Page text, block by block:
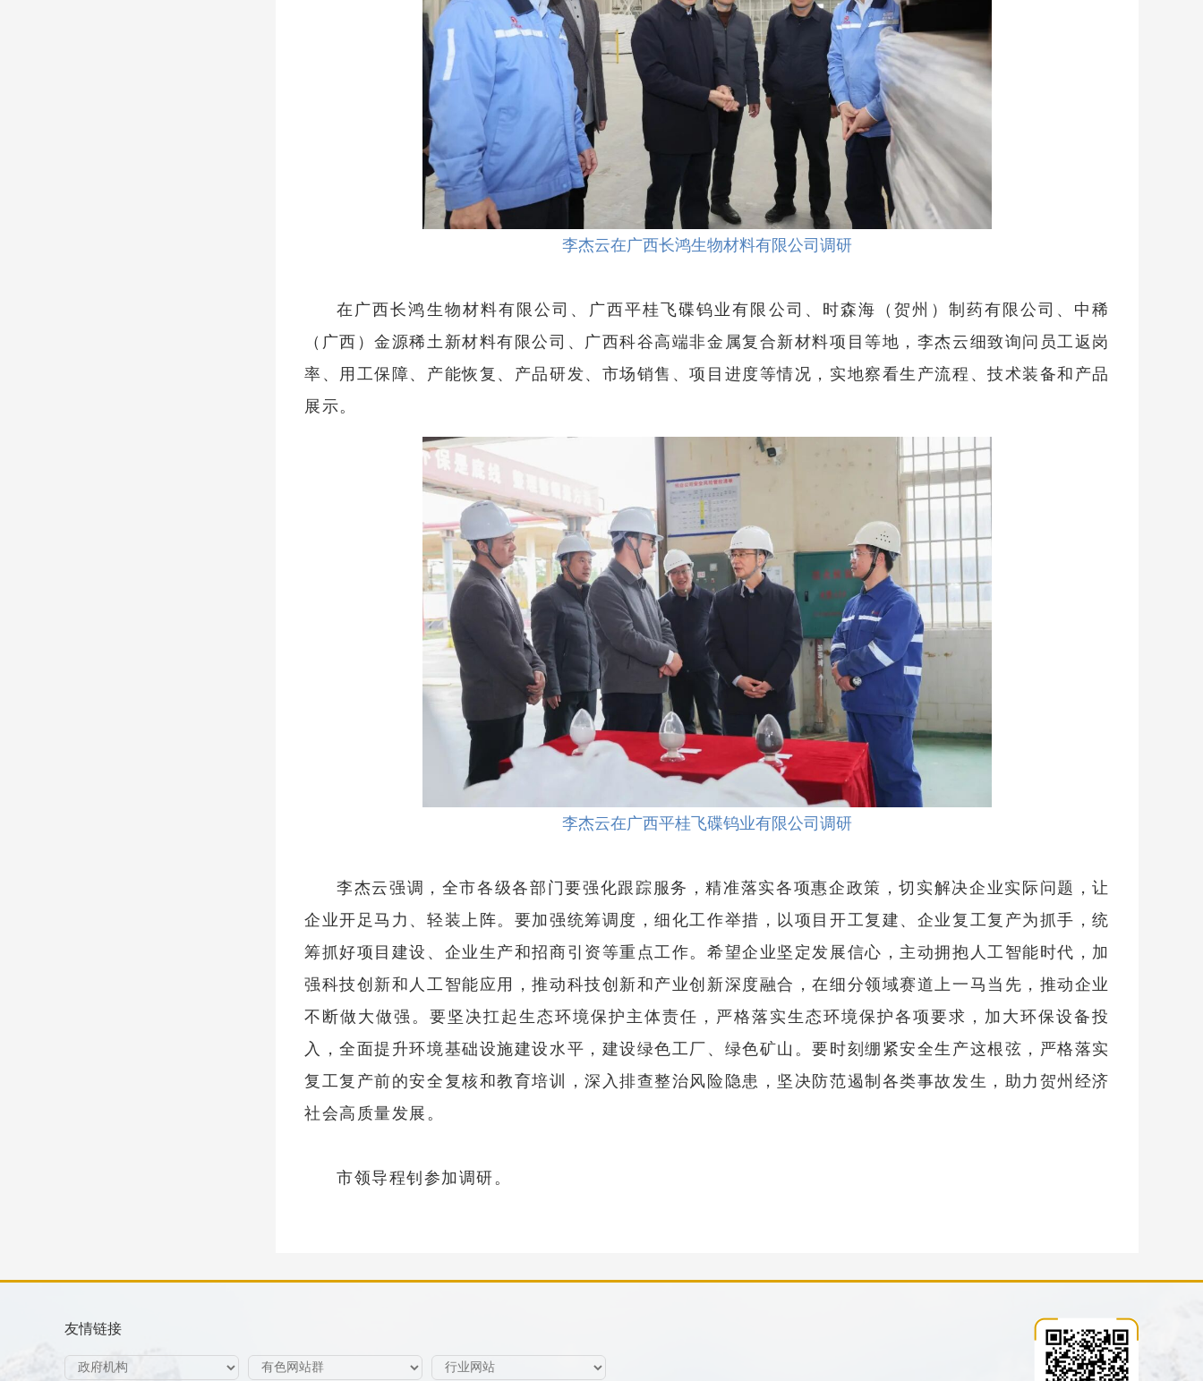
李杰云在广西长鸿生物材料有限公司调研
在广西长鸿生物材料有限公司、广西平桂飞碟钨业有限公司、时森海（贺州）制药有限公司、中稀
（广西）金源稀土新材料有限公司、广西科谷高端非金属复合新材料项目等地，李杰云细致询问员工返岗
率、用工保障、产能恢复、产品研发、市场销售、项目进度等情况，实地察看生产流程、技术装备和产品
展示。
李杰云在广西平桂飞碟钨业有限公司调研
李杰云强调，全市各级各部门要强化跟踪服务，精准落实各项惠企政策，切实解决企业实际问题，让
企业开足马力、轻装上阵。要加强统筹调度，细化工作举措，以项目开工复建、企业复工复产为抓手，统
筹抓好项目建设、企业生产和招商引资等重点工作。希望企业坚定发展信心，主动拥抱人工智能时代，加
强科技创新和人工智能应用，推动科技创新和产业创新深度融合，在细分领域赛道上一马当先，推动企业
不断做大做强。要坚决扛起生态环境保护主体责任，严格落实生态环境保护各项要求，加大环保设备投
入，全面提升环境基础设施建设水平，建设绿色工厂、绿色矿山。要时刻绷紧安全生产这根弦，严格落实
复工复产前的安全复核和教育培训，深入排查整治风险隐患，坚决防范遏制各类事故发生，助力贺州经济
社会高质量发展。
市领导程钊参加调研。
友情链接